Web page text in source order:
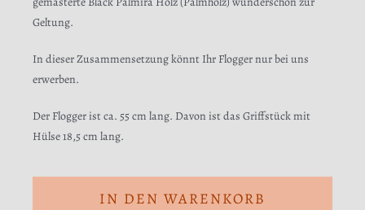
Geltung.
In dieser Zusammensetzung könnt Ihr Flogger nur bei uns
erwerben.
Der Flogger ist ca. 55 cm lang. Davon ist das Griffstück mit
Hülse 18,5 cm lang.
IN DEN WARENKORB